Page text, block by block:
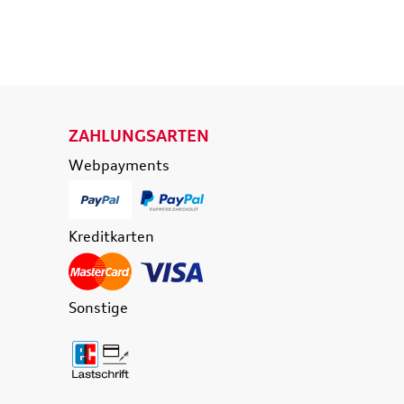
ZAHLUNGSARTEN
Webpayments
Kreditkarten
Sonstige